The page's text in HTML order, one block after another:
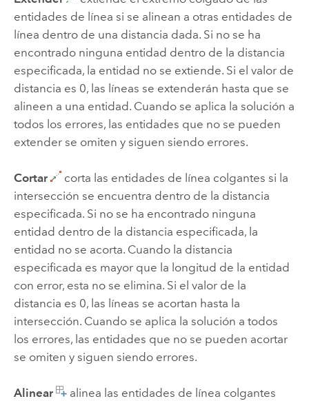
entidades de línea si se alinean a otras entidades de
línea dentro de una distancia dada. Si no se ha
encontrado ninguna entidad dentro de la distancia
especificada, la entidad no se extiende. Si el valor de
distancia es 0, las líneas se extenderán hasta que se
alineen a una entidad. Cuando se aplica la solución a
todos los errores, las entidades que no se pueden
extender se omiten y siguen siendo errores.
Cortar
corta las entidades de línea colgantes si la
intersección se encuentra dentro de la distancia
especificada. Si no se ha encontrado ninguna
entidad dentro de la distancia especificada, la
entidad no se acorta. Cuando la distancia
especificada es mayor que la longitud de la entidad
con error, esta no se elimina. Si el valor de la
distancia es 0, las líneas se acortan hasta la
intersección. Cuando se aplica la solución a todos
los errores, las entidades que no se pueden acortar
se omiten y siguen siendo errores.
Alinear
alinea las entidades de línea colgantes